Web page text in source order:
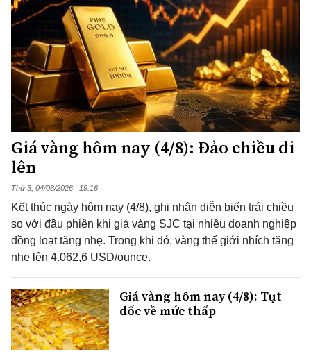
Giá vàng hôm nay (4/8): Đảo chiều đi
lên
Thứ 3, 04/08/2026 | 19:16
Kết thúc ngày hôm nay (4/8), ghi nhận diễn biến trái chiều
so với đầu phiên khi giá vàng SJC tại nhiều doanh nghiệp
đồng loạt tăng nhẹ. Trong khi đó, vàng thế giới nhích tăng
nhẹ lên 4.062,6 USD/ounce.
Giá vàng hôm nay (4/8): Tụt
dốc về mức thấp